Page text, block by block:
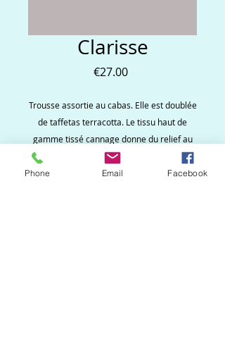
Clarisse
€27.00Price
Trousse assortie au cabas. Elle est doublée
de taffetas terracotta. Le tissu haut de
gamme tissé cannage donne du relief au
modèle. Un pompon souligne le zip
Phone Email Facebook